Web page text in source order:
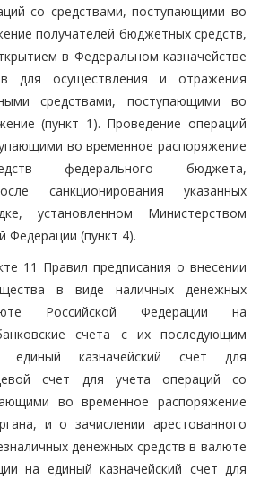
со средствами, поступающими во
получателей бюджетных средств,
в Федеральном казначействе
для осуществления и отражения
средствами, поступающими во
(пункт 1). Проведение операций
во временное распоряжение
федерального бюджета,
санкционирования указанных
установленном Министерством
Федерации (пункт 4).
11 Правил предписания о внесении
в виде наличных денежных
Российской Федерации на
счета с их последующим
единый казначейский счет для
счет для учета операций со
во временное распоряжение
и о зачислении арестованного
денежных средств в валюте
на единый казначейский счет для